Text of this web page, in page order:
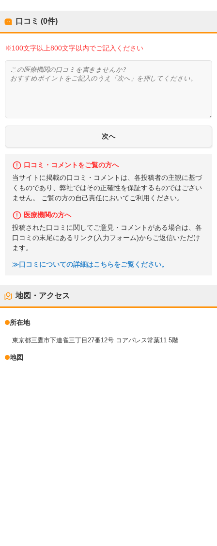
口コミ (0件)
※100文字以上800文字以内でご記入ください
口コミ・コメントをご覧の方へ
当サイトに掲載の口コミ・コメントは、各投稿者の主観に基づ
くものであり、弊社ではその正確性を保証するものではござい
ません。 ご覧の方の自己責任においてご利用ください。
医療機関の方へ
投稿された口コミに関してご意見・コメントがある場合は、各
口コミの末尾にあるリンク(入力フォーム)からご返信いただけ
ます。
≫口コミについての詳細はこちらをご覧ください。
地図・アクセス
所在地
東京都三鷹市下連雀三丁目27番12号 コアパレス常葉11 5階
地図